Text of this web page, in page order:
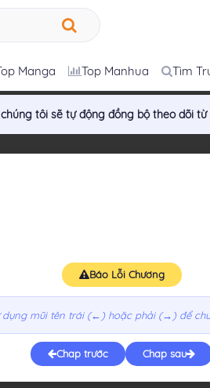
Manga Top Manhua Tìm
tôi sẽ tự động đồng bộ theo dõi từ
Báo Lỗi Chương
dụng mũi tên trái (←) hoặc phải (→) để
Chap trước Chap sau